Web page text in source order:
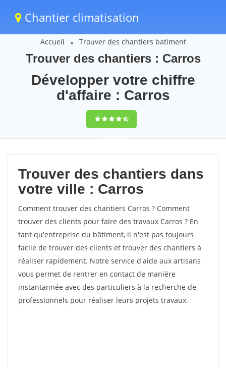
Chantier climatisation
Accueil Trouver des chantiers batiment
Trouver des chantiers : Carros
Développer votre chiffre
d'affaire : Carros
9,5(100%)62
votes
Trouver des chantiers dans
votre ville : Carros
Comment trouver des chantiers Carros ? Comment
trouver des clients pour faire des travaux Carros ? En
tant qu'entreprise du bâtiment, il n'est pas toujours
facile de trouver des clients et trouver des chantiers à
réaliser rapidement. Notre service d'aide aux artisans
vous permet de rentrer en contact de manière
instantannée avec des particuliers à la recherche de
professionnels pour réaliser leurs projets travaux.